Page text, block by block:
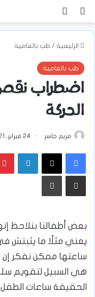
بحث عن
الرئيسية / طب بالعامية
طب بالعامية
اضطراب نقص
الحركة
مريم جاسر 24 فبراير، 2021
فيسبوك
‫X
مشاركة عبر البريد طباعة
بعض أطفالنا بنلاحظ
يعني مثلًا ما يثبتش
ساعتها ممكن نفكر إن
هي السبيل لتقويم
الحقيقة ساعات